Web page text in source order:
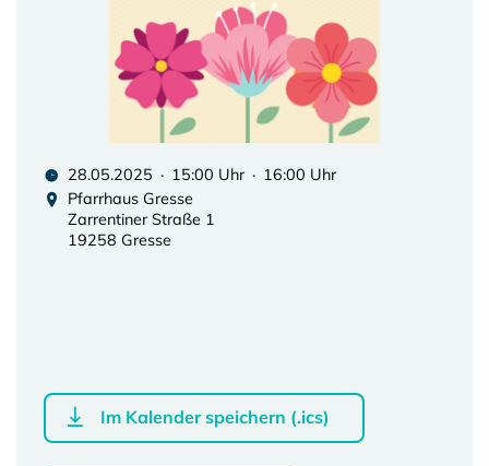
28.05.2025 · 15:00 Uhr · 16:00 Uhr
Pfarrhaus Gresse
Zarrentiner Straße 1
19258 Gresse
Im Kalender speichern (.ics)